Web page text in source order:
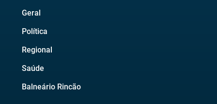
Geral
Política
Regional
Saúde
Balneário Rincão